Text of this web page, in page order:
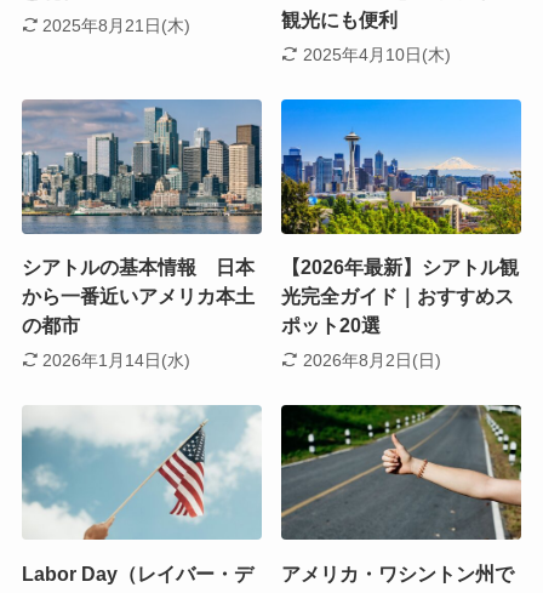
2025年8月21日(木)
観光にも便利
2025年4月10日(木)
シアトルの基本情報 日本
から一番近いアメリカ本土
の都市
2026年1月14日(水)
【2026年最新】シアトル観
光完全ガイド｜おすすめス
ポット20選
2026年8月2日(日)
Labor Day（レイバー・デ
アメリカ・ワシントン州で